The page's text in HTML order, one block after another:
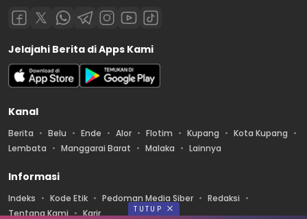
Jelajahi Berita di Apps Kami
Kanal
Berita Belu Ende Alor Flotim Kupang
Kota Kupang
Lembata
Manggarai Barat Malaka Lainnya
Informasi
Indeks Kode Etik Pedoman Media Siber
Redaksi
Tentang Kami
Karir TUTUP